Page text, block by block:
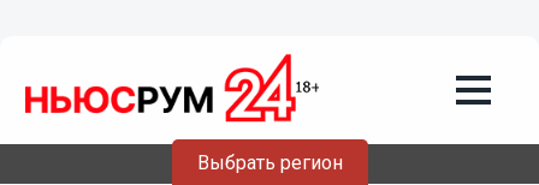
Выбрать регион
30.04.202309:34
41-летний мужчина из Хабаровска
повредил несколько машин в Кстове